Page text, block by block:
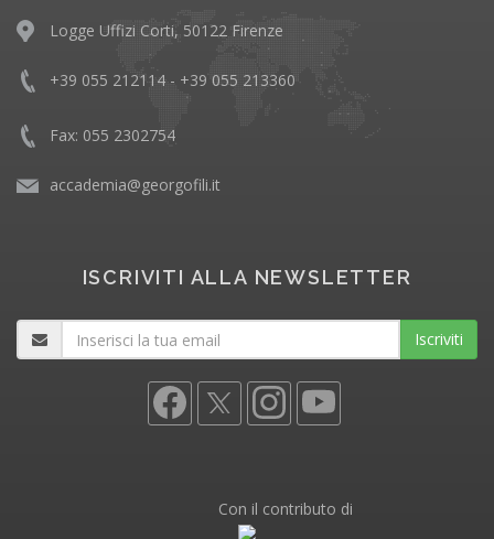
Logge Uffizi Corti, 50122 Firenze
+39 055 212114 - +39 055 213360
Fax: 055 2302754
accademia@georgofili.it
ISCRIVITI ALLA NEWSLETTER
Iscriviti
Con il contributo di